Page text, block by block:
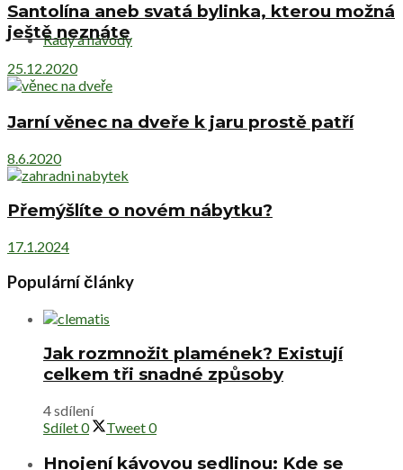
Rady a návody
Santolína aneb svatá bylinka, kterou možná
ještě neznáte
25.12.2020
Jarní věnec na dveře k jaru prostě patří
8.6.2020
Přemýšlíte o novém nábytku?
17.1.2024
Populární články
Jak rozmnožit plamének? Existují
celkem tři snadné způsoby
4 sdílení
Sdílet0 Tweet0
Hnojení kávovou sedlinou: Kde se